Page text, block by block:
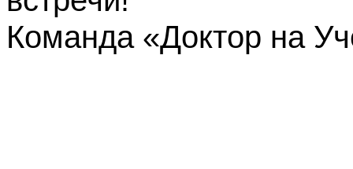
Команда «Доктор на